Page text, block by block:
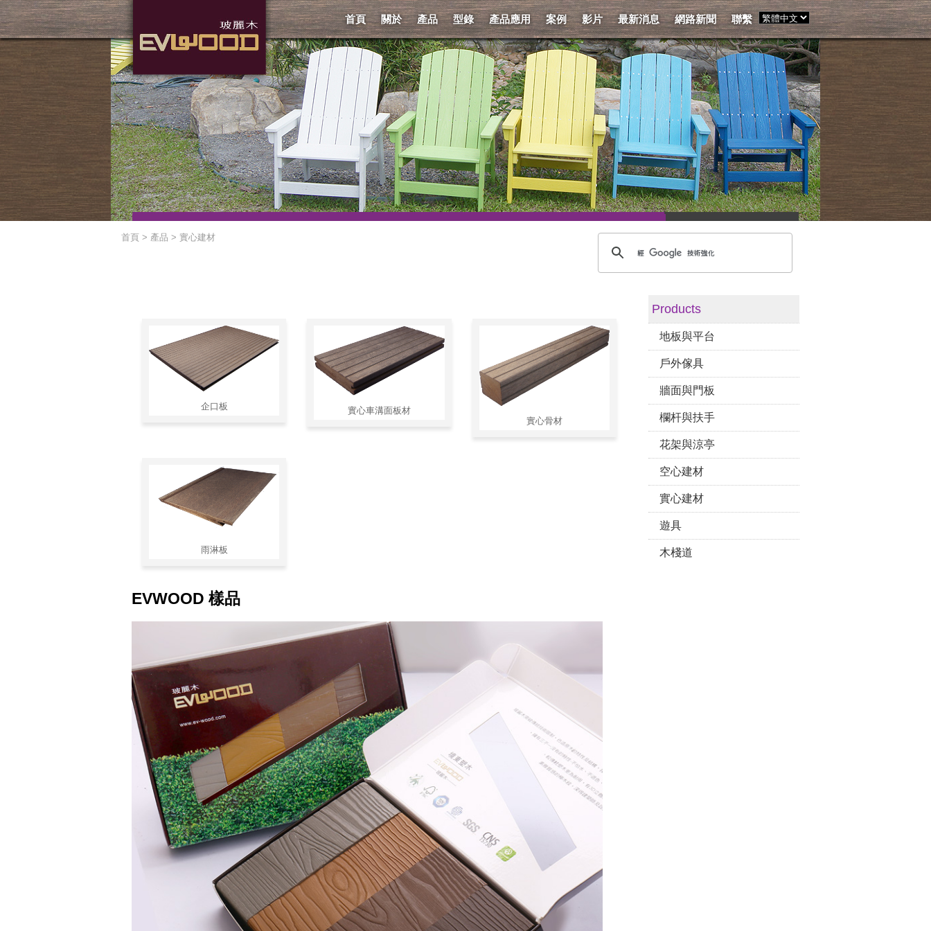
首頁 關於 產品 型錄 產品應用 案例 影片 最新消息 網路新聞 聯繫
首頁 > 產品 > 實心建材
企口板
實心車溝面板材
實心骨材
雨淋板
EVWOOD 樣品
Products
地板與平台
戶外傢具
牆面與門板
欄杆與扶手
花架與涼亭
空心建材
實心建材
遊具
木棧道